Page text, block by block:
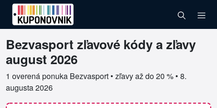
Bezvasport zľavové kódy a zľavy
august 2026
1 overená ponuka Bezvasport • zľavy až do 20 % • 8.
augusta 2026
Overené kupóny pre Bezvasport